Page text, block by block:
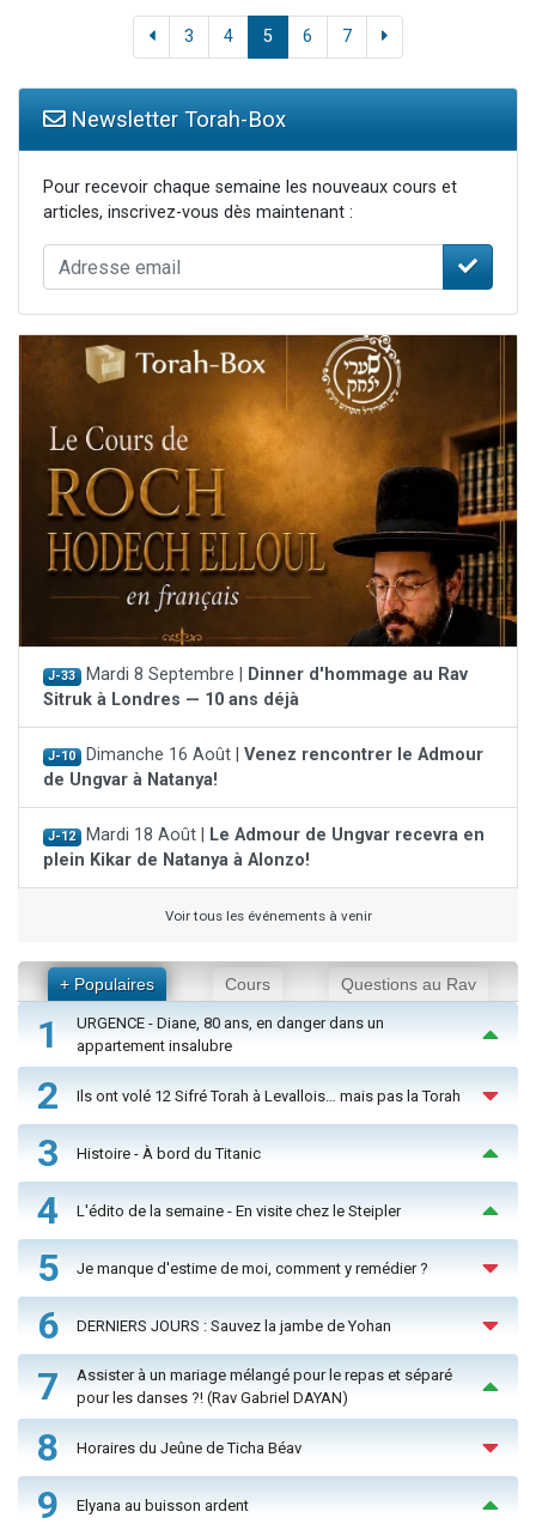
3 4 5 6 7
Newsletter Torah-Box
Pour recevoir chaque semaine les nouveaux cours et
articles, inscrivez-vous dès maintenant :
J-33 Mardi 8 Septembre |
Dinner d'hommage au Rav
Sitruk à Londres — 10 ans déjà
J-10 Dimanche 16 Août | Venez rencontrer le Admour
de Ungvar à Natanya!
J-12 Mardi 18 Août |
Le Admour de Ungvar recevra en
plein Kikar de Natanya à Alonzo!
Voir tous les événements à venir
+ Populaires Cours Questions au Rav
1
URGENCE - Diane, 80 ans, en danger dans un
appartement insalubre
2 Ils ont volé 12 Sifré Torah à Levallois… mais pas la Torah
3 Histoire - À bord du Titanic
4 L'édito de la semaine - En visite chez le Steipler
5 Je manque d'estime de moi, comment y remédier ?
6 DERNIERS JOURS : Sauvez la jambe de Yohan
7
Assister à un mariage mélangé pour le repas et séparé
pour les danses ?! (Rav Gabriel DAYAN)
8 Horaires du Jeûne de Ticha Béav
9 Elyana au buisson ardent